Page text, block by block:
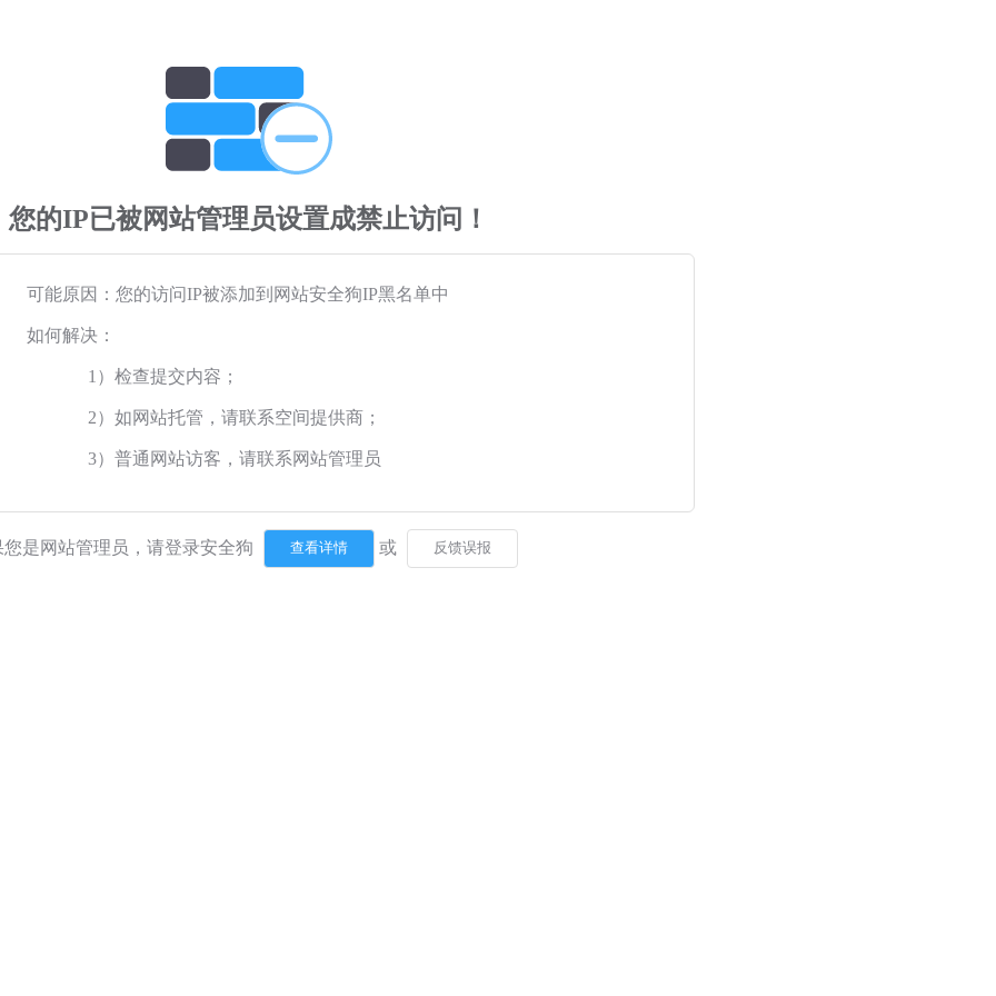
您的IP已被网站管理员设置成禁止访问！
可能原因：您的访问IP被添加到网站安全狗IP黑名单中
如何解决：
1）检查提交内容；
2）如网站托管，请联系空间提供商；
3）普通网站访客，请联系网站管理员
您是网站管理员，请登录安全狗 或